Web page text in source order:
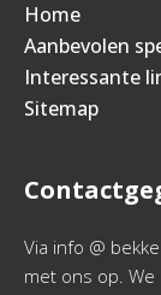
Home
Aanbevolen
Interessante
Sitemap
Via info @
met ons op.